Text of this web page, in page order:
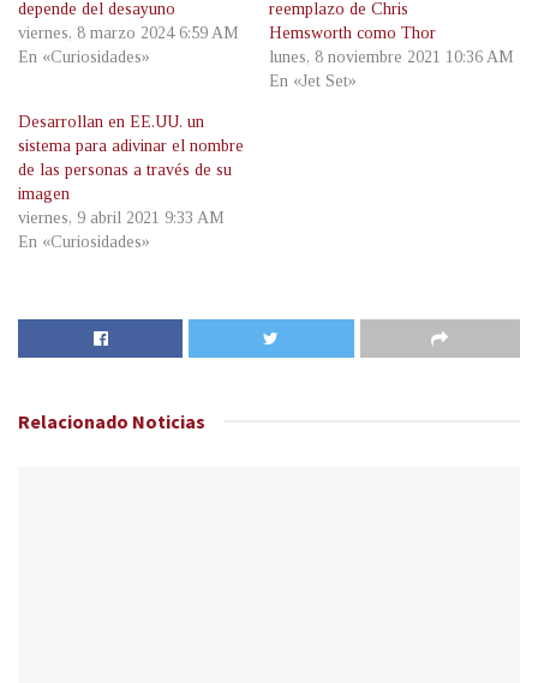
depende del desayuno
viernes, 8 marzo 2024 6:59 AM
En «Curiosidades»
reemplazo de Chris
Hemsworth como Thor
lunes, 8 noviembre 2021 10:36 AM
En «Jet Set»
Desarrollan en EE.UU. un
sistema para adivinar el nombre
de las personas a través de su
imagen
viernes, 9 abril 2021 9:33 AM
En «Curiosidades»
Relacionado Noticias